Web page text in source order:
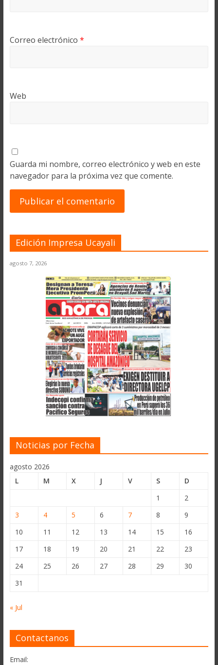
Correo electrónico *
Web
Guarda mi nombre, correo electrónico y web en este
navegador para la próxima vez que comente.
Edición Impresa Ucayali
agosto 7, 2026
Noticias por Fecha
agosto 2026
L
M X J V S
D
1
2
3
4 5 6 7 8
9
10
11 12 13 14 15
16
17
18 19 20 21 22
23
24
25 26 27 28 29
30
31
« Jul
Contactanos
Email: